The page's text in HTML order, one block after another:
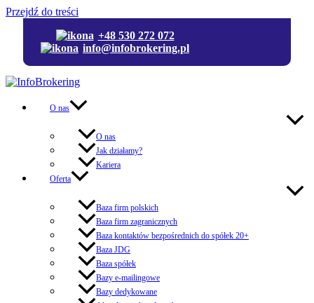
Przejdź do treści
+48 530 272 072
info@infobrokering.pl
O nas
O nas
Jak działamy?
Kariera
Oferta
Baza firm polskich
Baza firm zagranicznych
Baza kontaktów bezpośrednich do spółek 20+
Baza JDG
Baza spółek
Bazy e-mailingowe
Bazy dedykowane